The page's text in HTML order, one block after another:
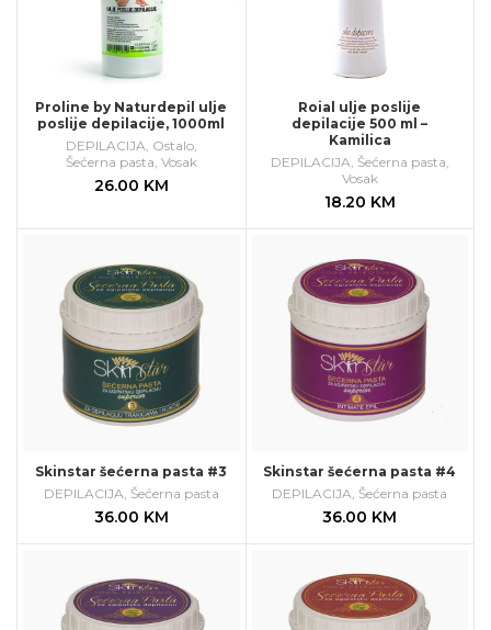
Proline by Naturdepil ulje
poslije depilacije, 1000ml
DEPILACIJA, Ostalo,
Šećerna pasta, Vosak
26.00 KM
Roial ulje poslije
depilacije 500 ml –
Kamilica
DEPILACIJA, Šećerna pasta,
Vosak
18.20 KM
Skinstar šećerna pasta #3
DEPILACIJA Šećerna pasta
36.00 KM
Skinstar šećerna pasta #4
DEPILACIJA Šećerna pasta
36.00 KM